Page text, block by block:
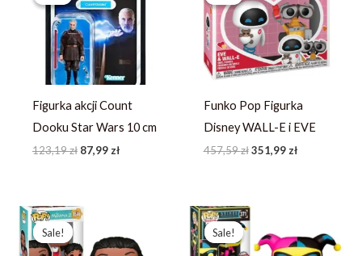
Figurka akcji Count
Dooku Star Wars 10 cm
123,19zł
123,19 zł.
87,99 zł
87,99 zł.
Funko Pop Figurka
Disney WALL-E i EVE
457,59zł
457,59 zł.
351,99 zł
351,99 zł.
Sale!
Sale!
Pierwotna
cena
wynosiła:
244,13 zł.
wynosi:
187,79 zł.
Sale!
Sale!
Pierwotna
wynosiła:
214,23 zł.
wynosi:
164,79 zł.